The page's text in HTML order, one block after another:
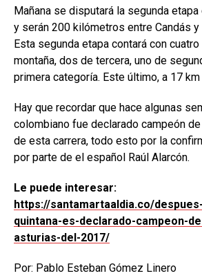
Mañana se disputará la segunda
y serán 200 kilómetros entre Candás y
Esta segunda etapa contará con
montaña, dos de tercera, uno de
primera categoría. Este último, a 17
Hay que recordar que hace algunas
colombiano fue declarado campeón
de esta carrera, todo esto por la
por parte de el español Raúl Alarcón.
Le puede interesar:
https://santamartaaldia.co/
quintana-es-declarado-campeon-
asturias-del-2017/
Por: Pablo Esteban Gómez Linero